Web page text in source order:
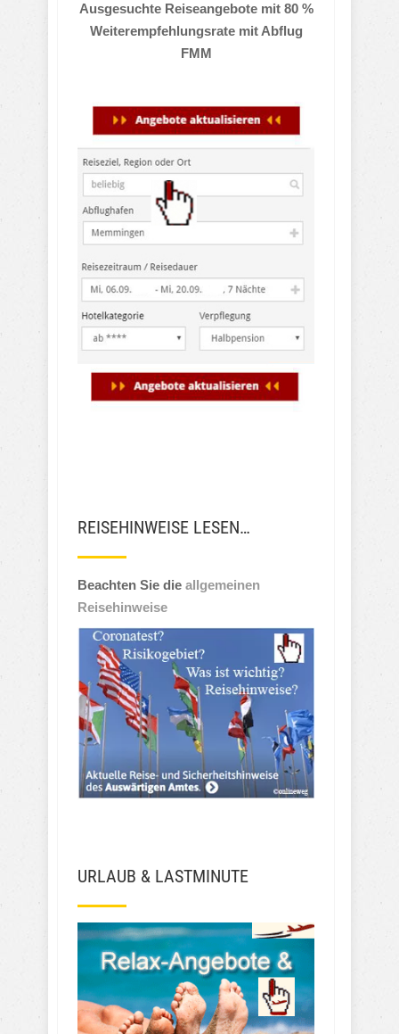
Ausgesuchte Reiseangebote mit 80 %
Weiterempfehlungsrate mit Abflug
FMM
REISEHINWEISE LESEN…
Beachten Sie die allgemeinen
Reisehinweise
URLAUB & LASTMINUTE